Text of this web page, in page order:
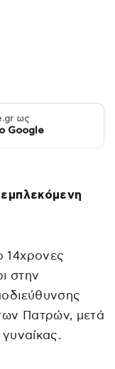
ως
Google
14χρονες
στην
Πατρών, μετά